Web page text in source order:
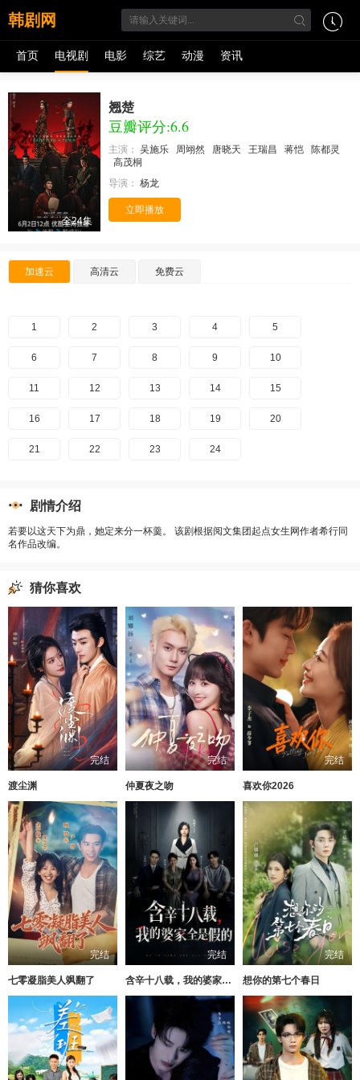
韩剧网
首页 电视剧 电影 综艺 动漫 资讯
全24集
翘楚
豆瓣评分:6.6
主演： 吴施乐 周翊然 唐晓天 王瑞昌 蒋恺
陈都灵
高茂桐
导演： 杨龙
立即播放
加速云 高清云 免费云
1 2 3 4 5
6 7 8 9 10
11 12 13 14 15
16 17 18 19 20
21 22 23 24
剧情介绍
若要以这天下为鼎，她定来分一杯羹。 该剧根据阅文集团起点女生网作者希行同
名作品改编。
猜你喜欢
完结
渡尘渊
完结
仲夏夜之吻
完结
喜欢你2026
完结
七零凝脂美人飒翻了
完结
含辛十八载，我的婆家全是假的
完结
想你的第七个春日